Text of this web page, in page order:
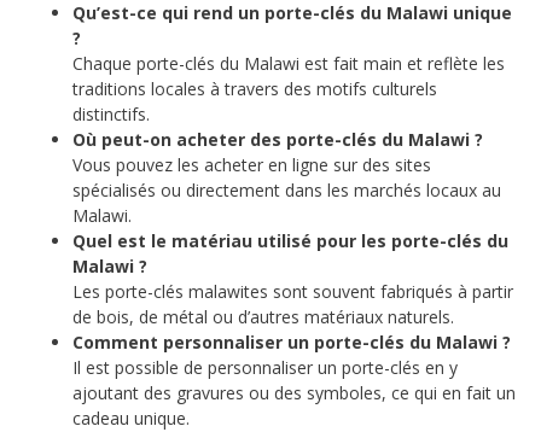
Qu’est-ce qui rend un porte-clés du Malawi unique
?
Chaque porte-clés du Malawi est fait main et reflète les
traditions locales à travers des motifs culturels
distinctifs.
Où peut-on acheter des porte-clés du Malawi ?
Vous pouvez les acheter en ligne sur des sites
spécialisés ou directement dans les marchés locaux au
Malawi.
Quel est le matériau utilisé pour les porte-clés du
Malawi ?
Les porte-clés malawites sont souvent fabriqués à partir
de bois, de métal ou d’autres matériaux naturels.
Comment personnaliser un porte-clés du Malawi ?
Il est possible de personnaliser un porte-clés en y
ajoutant des gravures ou des symboles, ce qui en fait un
cadeau unique.